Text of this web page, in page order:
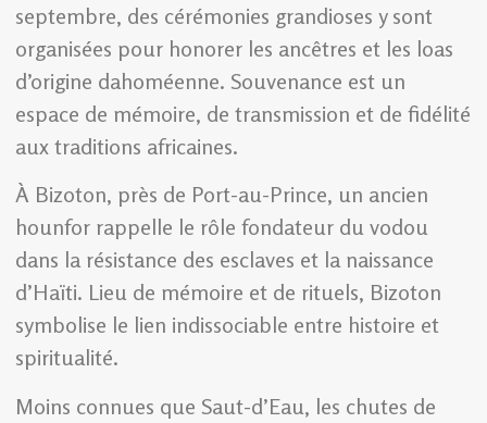
septembre, des cérémonies grandioses y sont
organisées pour honorer les ancêtres et les loas
d’origine dahoméenne. Souvenance est un
espace de mémoire, de transmission et de fidélité
aux traditions africaines.
À Bizoton, près de Port-au-Prince, un ancien
hounfor rappelle le rôle fondateur du vodou
dans la résistance des esclaves et la naissance
d’Haïti. Lieu de mémoire et de rituels, Bizoton
symbolise le lien indissociable entre histoire et
spiritualité.
Moins connues que Saut-d’Eau, les chutes de